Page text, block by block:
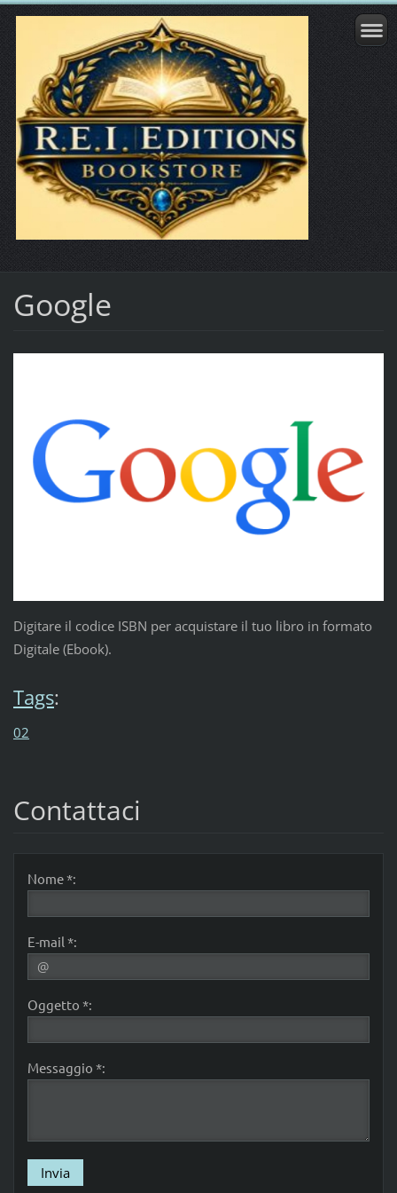
Google
Digitare il codice ISBN per acquistare il tuo libro in formato
Digitale (Ebook).
Tags:
02
Contattaci
Nome *:
E-mail *:
Oggetto *:
Messaggio *: